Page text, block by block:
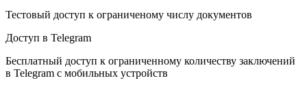
Тестовый доступ к ограниченому числу документов
Доступ в Telegram
Бесплатный доступ к ограниченному количеству заключений
в Telegram с мобильных устройств